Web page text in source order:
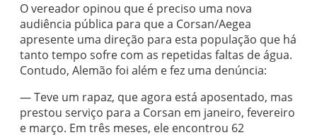
O vereador opinou que é preciso uma nova
audiência pública para que a Corsan/Aegea
apresente uma direção para esta população que há
tanto tempo sofre com as repetidas faltas de água.
Contudo, Alemão foi além e fez uma denúncia:
— Teve um rapaz, que agora está aposentado, mas
prestou serviço para a Corsan em janeiro, fevereiro
e março. Em três meses, ele encontrou 62